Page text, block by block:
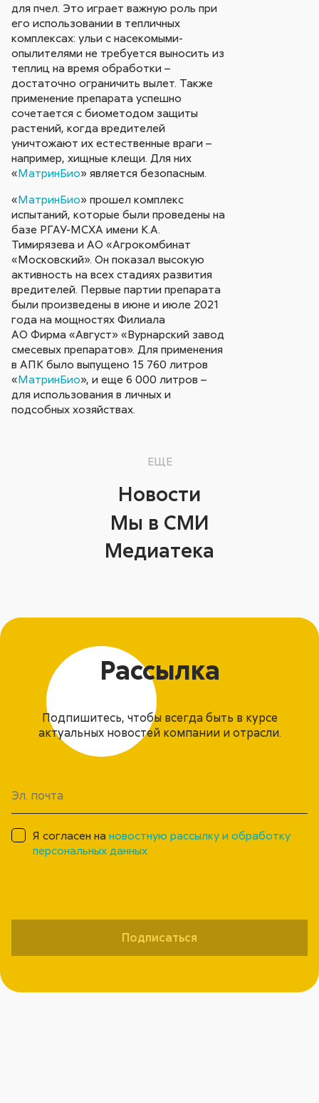
для пчел. Это играет важную роль при
его использовании в тепличных
комплексах: ульи с насекомыми-
опылителями не требуется выносить из
теплиц на время обработки –
достаточно ограничить вылет. Также
применение препарата успешно
сочетается с биометодом защиты
растений, когда вредителей
уничтожают их естественные враги –
например, хищные клещи. Для них
«МатринБио» является безопасным.
«МатринБио» прошел комплекс
испытаний, которые были проведены на
базе РГАУ-МСХА имени К.А.
Тимирязева и АО «Агрокомбинат
«Московский». Он показал высокую
активность на всех стадиях развития
вредителей. Первые партии препарата
были произведены в июне и июле 2021
года на мощностях Филиала
АО Фирма «Август» «Вурнарский завод
смесевых препаратов». Для применения
в АПК было выпущено 15 760 литров
«МатринБио», и еще 6 000 литров –
для использования в личных и
подсобных хозяйствах.
ЕЩЕ
Новости
Мы в СМИ
Медиатека
Рассылка
Подпишитесь, чтобы всегда быть в курсе
актуальных новостей компании и отрасли.
Я согласен нановостную рассылку и обработку
персональных данных
Подписаться